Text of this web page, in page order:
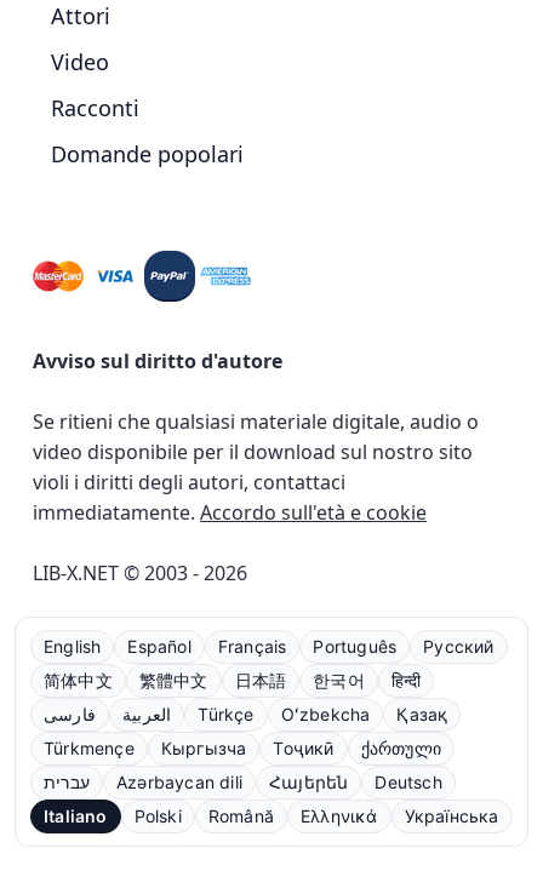
Attori
Video
Racconti
Domande popolari
Avviso sul diritto d'autore
Se ritieni che qualsiasi materiale digitale, audio o
video disponibile per il download sul nostro sito
violi i diritti degli autori, contattaci
immediatamente. Accordo sull'età e cookie
LIB-X.NET © 2003 - 2026
English Español Français Português
Русский
简体中文
繁體中文 日本語 한국어
हिन्दी
فارسی
العربية Türkçe Oʻzbekcha
Қазақ
Türkmençe
Кыргызча Тоҷикӣ
ქართული
עברית
Azərbaycan dili Հայերեն
Deutsch
Italiano
Polski Română Ελληνικά Українська